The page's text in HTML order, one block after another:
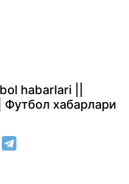
habarlari ||
хабарлари